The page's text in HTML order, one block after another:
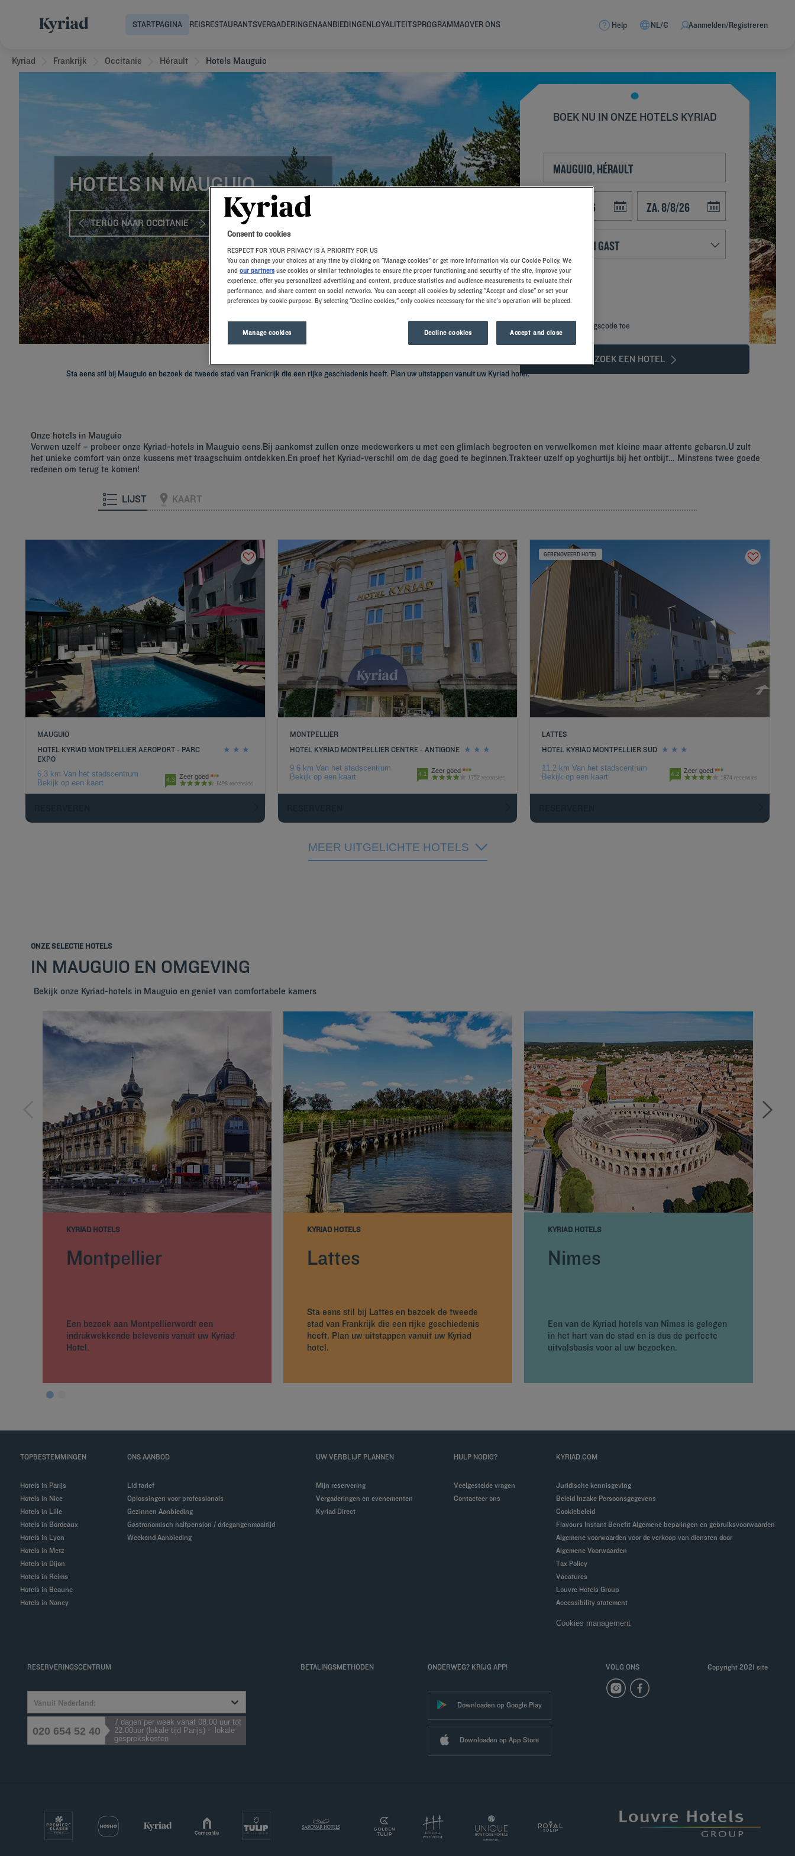
STARTPAGINA REISRESTAURANTSVERGADERINGENAANBIEDINGENLOYALITEITSPROGRAMMAOVER ONS Help NL/€ Aanmelden/Registreren
Kyriad Frankrijk Occitanie Hérault Hotels Mauguio
HOTELS IN MAUGUIO
TERUG NAAR OCCITANIE
BOEK NU IN ONZE HOTELS KYRIAD
Navigate forward to interact with the calendar and select a date.
Navigate backward to interact with the
ZOEK EEN HOTEL
Voeg kortingscode toe
Sta eens stil bij Mauguio en bezoek de tweede stad van Frankrijk die een rijke geschiedenis heeft. Plan uw uitstappen vanuit uw Kyriad hotel.
Onze hotels in Mauguio
Verwen uzelf – probeer onze Kyriad-hotels in Mauguio eens.Bij aankomst zullen onze medewerkers u met een glimlach begroeten en verwelkomen met kleine maar attente gebaren.U zult
het unieke comfort van onze kussens met traagschuim ontdekken.En proef het Kyriad-verschil om de dag goed te beginnen.Trakteer uzelf op yoghurtijs bij het ontbijt… Minstens twee goede
redenen om terug te komen!
LIJST KAART
MAUGUIO
HOTEL KYRIAD MONTPELLIER AEROPORT - PARC
EXPO
6.3 km Van het stadscentrum
Bekijk op een kaart
4.3 Zeer goed
1498 recensies
MONTPELLIER
HOTEL KYRIAD MONTPELLIER CENTRE - ANTIGONE
9.6 km Van het stadscentrum
Bekijk op een kaart
4.1 Zeer goed
1752 recensies
GERENOVEERD HOTEL
LATTES
HOTEL KYRIAD MONTPELLIER SUD
11.2 km Van het stadscentrum
Bekijk op een kaart
4.2 Zeer goed
1874 recensies
MEER UITGELICHTE HOTELS
ONZE SELECTIE HOTELS
IN MAUGUIO EN OMGEVING
Bekijk onze Kyriad-hotels in Mauguio en geniet van comfortabele kamers
KYRIAD HOTELS
Montpellier
Een bezoek aan Montpellierwordt een
indrukwekkende belevenis vanuit uw Kyriad
Hotel.
KYRIAD HOTELS
Lattes
Sta eens stil bij Lattes en bezoek de tweede
stad van Frankrijk die een rijke geschiedenis
heeft. Plan uw uitstappen vanuit uw Kyriad
hotel.
KYRIAD HOTELS
Nimes
Een van de Kyriad hotels van Nîmes is gelegen
in het hart van de stad en is dus de perfecte
uitvalsbasis voor al uw bezoeken.
TOPBESTEMMINGEN
Hotels in Parijs
Hotels in Nice
Hotels in Lille
Hotels in Bordeaux
Hotels in Lyon
Hotels in Metz
Hotels in Dijon
Hotels in Reims
Hotels in Beaune
Hotels in Nancy
ONS AANBOD
Lid tarief
Oplossingen voor professionals
Gezinnen Aanbieding
Gastronomisch halfpension / driegangenmaaltijd
Weekend Aanbieding
UW VERBLIJF PLANNEN
Mijn reservering
Vergaderingen en evenementen
Kyriad Direct
HULP NODIG?
Veelgestelde vragen
Contacteer ons
KYRIAD.COM
Juridische kennisgeving
Beleid Inzake Persoonsgegevens
Cookiebeleid
Flavours Instant Benefit Algemene bepalingen en gebruiksvoorwaarden
Algemene voorwaarden voor de verkoop van diensten door
Algemene Voorwaarden
Tax Policy
Vacatures
Louvre Hotels Group
Accessibility statement
Cookies management
RESERVERINGSCENTRUM
Vanuit Nederland:
020 654 52 40
7 dagen per week vanaf 08.00 uur tot
22.00uur (lokale tijd Parijs) - lokale
gesprekskosten
BETALINGSMETHODEN ONDERWEG? KRIJG APP!
Downloaden op Google Play
Downloaden op App Store
VOLG ONS Copyright 2021 site
Consent to cookies
RESPECT FOR YOUR PRIVACY IS A PRIORITY FOR US
You can change your choices at any time by clicking on "Manage cookies" or get more information via our Cookie Policy. We
and our partners use cookies or similar technologies to ensure the proper functioning and security of the site, improve your
experience, offer you personalized advertising and content, produce statistics and audience measurements to evaluate their
performance, and share content on social networks. You can accept all cookies by selecting "Accept and close" or set your
preferences by cookie purpose. By selecting "Decline cookies," only cookies necessary for the site's operation will be placed.
Manage cookies Decline cookies Accept and close